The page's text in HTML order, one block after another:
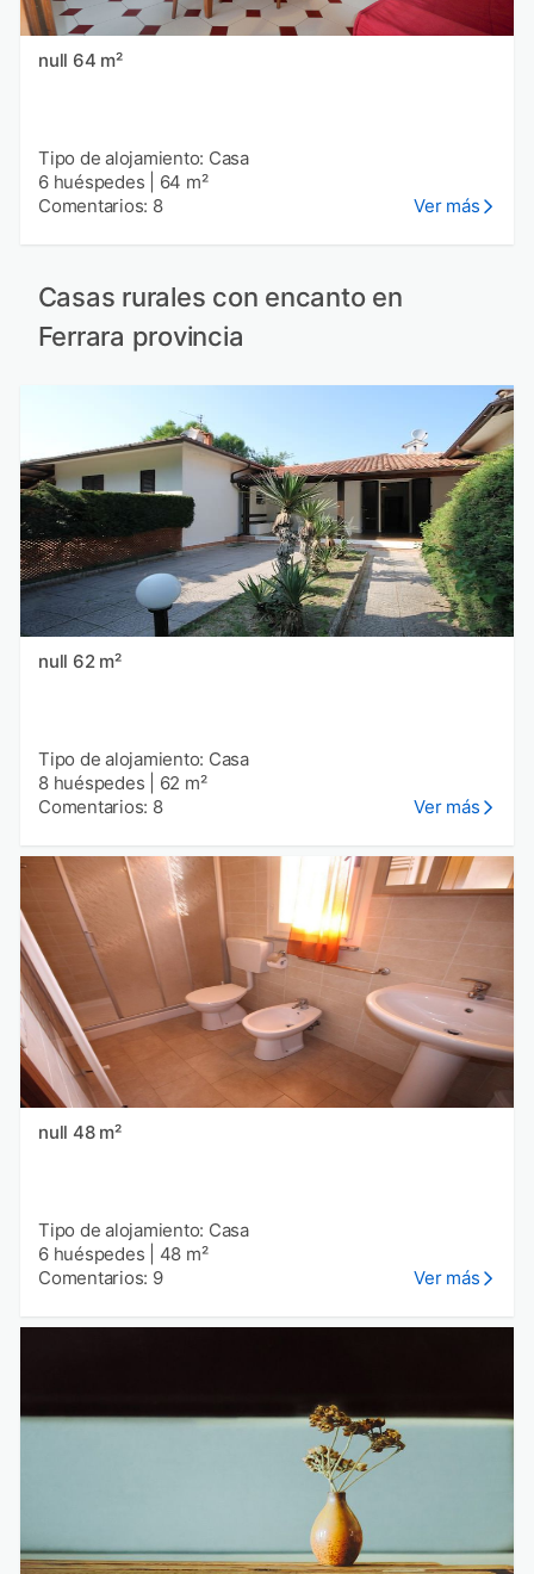
null 64 m²
Tipo de alojamiento: Casa
6 huéspedes
64 m²
Comentarios: 8
Ver más
Casas rurales con encanto en
Ferrara provincia
null 62 m²
Tipo de alojamiento: Casa
8 huéspedes
62 m²
Comentarios: 8
Ver más
null 48 m²
Tipo de alojamiento: Casa
6 huéspedes
48 m²
Comentarios: 9
Ver más